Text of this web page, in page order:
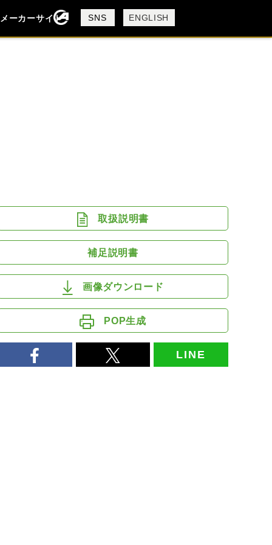
メーカーサイト SNS ENGLISH
取扱説明書
補足説明書
画像ダウンロード
POP生成
LINE